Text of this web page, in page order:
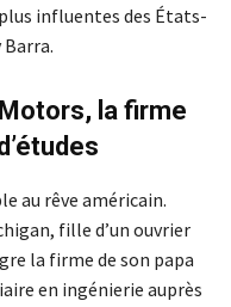
influentes des États-
Barra.
la firme
au rêve américain.
fille d’un ouvrier
la firme de son papa
en ingénierie auprès